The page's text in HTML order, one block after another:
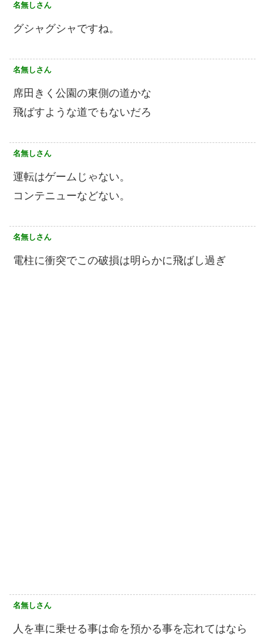
名無しさん
グシャグシャですね。
名無しさん
席田きく公園の東側の道かな
飛ばすような道でもないだろ
名無しさん
運転はゲームじゃない。
コンテニューなどない。
名無しさん
電柱に衝突でこの破損は明らかに飛ばし過ぎ
名無しさん
人を車に乗せる事は命を預かる事を忘れてはなら